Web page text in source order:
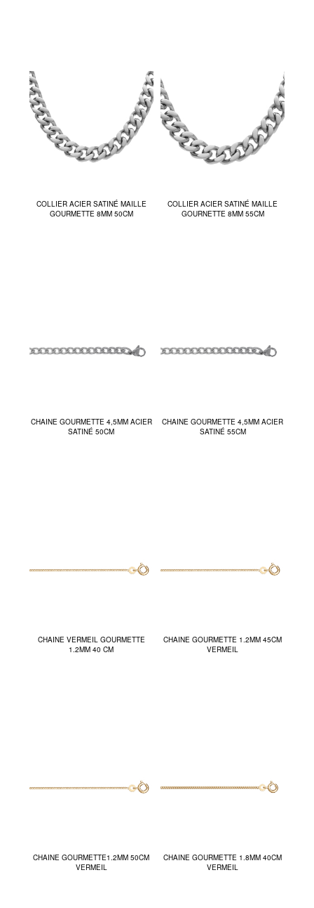
COLLIER ACIER SATINÉ MAILLE
GOURMETTE 8MM 50CM
COLLIER ACIER SATINÉ MAILLE
GOURNETTE 8MM 55CM
CHAINE GOURMETTE 4,5MM ACIER
SATINÉ 50CM
CHAINE GOURMETTE 4,5MM ACIER
SATINÉ 55CM
CHAINE VERMEIL GOURMETTE
1.2MM 40 CM
CHAINE GOURMETTE 1.2MM 45CM
VERMEIL
CHAINE GOURMETTE1.2MM 50CM
VERMEIL
CHAINE GOURMETTE 1.8MM 40CM
VERMEIL